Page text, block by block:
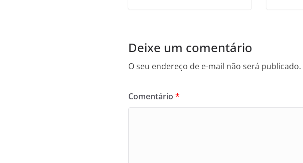
Deixe um comentário
O seu endereço de e-mail não será publicado.
Comentário*